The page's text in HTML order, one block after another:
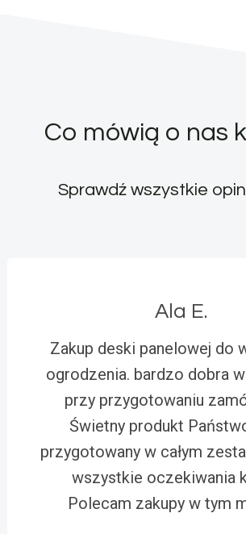
Co mówią o nas
Sprawdź wszystkie
Ala E.
Zakup deski panelowej do
ogrodzenia. bardzo dobra
przy przygotowaniu
Świetny produkt
przygotowany w całym
wszystkie oczekiwania
Polecam zakupy w tym